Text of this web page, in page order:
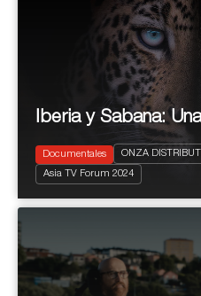
2024 52'
Natural History & Wildlife
Iberia y Sabana:
Documentales ONZA
Asia TV Forum 2024